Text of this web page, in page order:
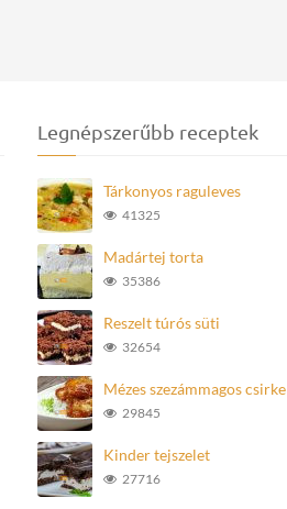
Legnépszerűbb receptek
Tárkonyos raguleves
41325
Madártej torta
35386
Reszelt túrós süti
32654
Mézes szezámmagos csirke
29845
Kinder tejszelet
27716